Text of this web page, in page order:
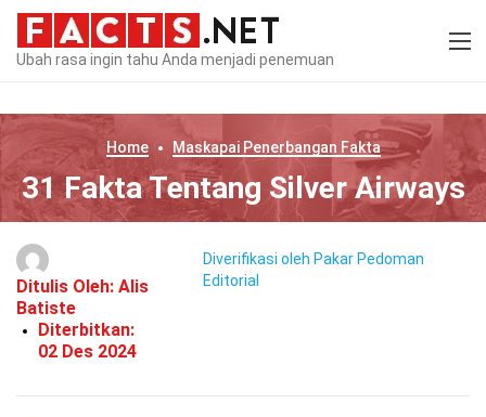
Ubah rasa ingin tahu Anda menjadi penemuan
Home Maskapai Penerbangan Fakta
31 Fakta Tentang Silver Airways
Ditulis Oleh: Alis
Batiste
Diterbitkan:
02 Des 2024
Diverifikasi oleh Pakar Pedoman
Editorial